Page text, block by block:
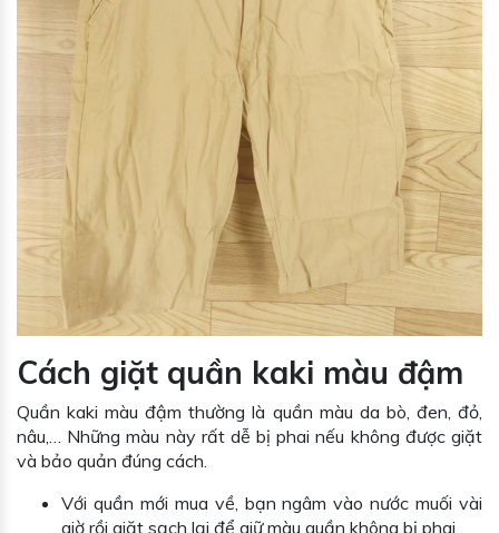
Cách giặt quần kaki màu đậm
Quần kaki màu đậm thường là quần màu da bò, đen, đỏ,
nâu,… Những màu này rất dễ bị phai nếu không được giặt
và bảo quản đúng cách.
Với quần mới mua về, bạn ngâm vào nước muối vài
giờ rồi giặt sạch lại để giữ màu quần không bị phai.